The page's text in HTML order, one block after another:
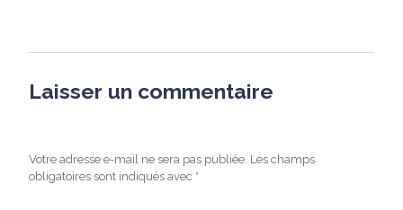
Laisser un commentaire
Votre adresse e-mail ne sera pas publiée. Les champs
obligatoires sont indiqués avec *